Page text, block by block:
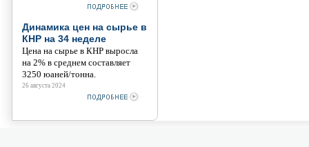
Динамика цен на сырье в
КНР на 34 неделе
Цена на сырье в КНР выросла
на 2% в среднем составляет
3250 юаней/тонна.
26 августа 2024